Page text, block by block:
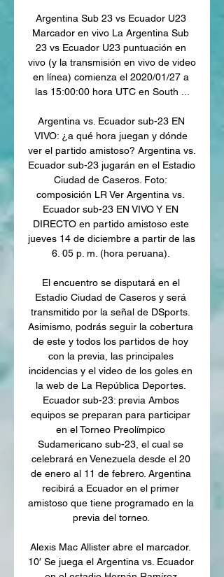
Argentina Sub 23 vs Ecuador U23
Marcador en vivo La Argentina Sub
23 vs Ecuador U23 puntuación en
vivo (y la transmisión en vivo de video
en línea) comienza el 2020/01/27 a
las 15:00:00 hora UTC en South ...
Argentina vs. Ecuador sub-23 EN
VIVO: ¿a qué hora juegan y dónde
ver el partido amistoso? Argentina vs.
Ecuador sub-23 jugarán en el Estadio
Ciudad de Caseros. Foto:
composición LR Ver Argentina vs.
Ecuador sub-23 EN VIVO Y EN
DIRECTO en partido amistoso este
jueves 14 de diciembre a partir de las
6. 05 p. m. (hora peruana).
El encuentro se disputará en el
Estadio Ciudad de Caseros y será
transmitido por la señal de DSports.
Asimismo, podrás seguir la cobertura
de este y todos los partidos de hoy
con la previa, las principales
incidencias y el video de los goles en
la web de La República Deportes.
Ecuador sub-23: previa Ambos
equipos se preparan para participar
en el Torneo Preolímpico
Sudamericano sub-23, el cual se
celebrará en Venezuela desde el 20
de enero al 11 de febrero. Argentina
recibirá a Ecuador en el primer
amistoso que tiene programado en la
previa del torneo.
Alexis Mac Allister abre el marcador.
10′ Se juega el Argentina vs. Ecuador